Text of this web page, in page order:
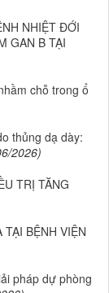
NHIỆT ĐỚI
GAN B TẠI
chỗ trong ổ
thủng dạ dày:
2026)
TRỊ TĂNG
BỆNH VIỆN
pháp dự phòng